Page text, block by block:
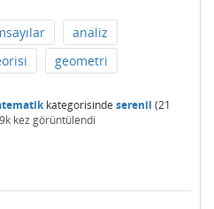
analiz
geometri
kategorisinde serenil (21
kez görüntülendi